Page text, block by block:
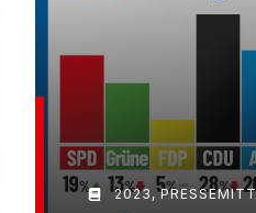
2023 ,